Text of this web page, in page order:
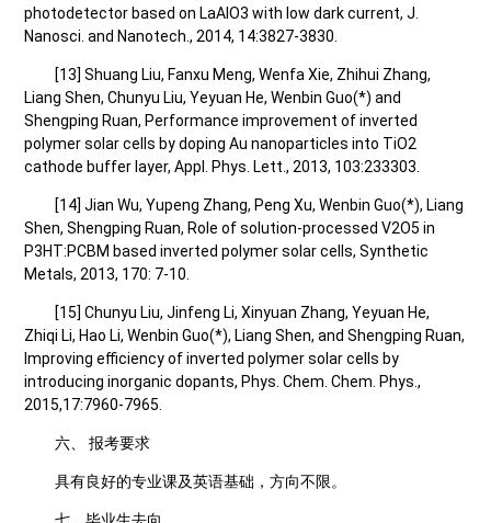
photodetector based on LaAlO3 with low dark current, J.
Nanosci. and Nanotech., 2014, 14:3827-3830.
[13] Shuang Liu, Fanxu Meng, Wenfa Xie, Zhihui Zhang,
Liang Shen, Chunyu Liu, Yeyuan He, Wenbin Guo(*) and
Shengping Ruan, Performance improvement of inverted
polymer solar cells by doping Au nanoparticles into TiO2
cathode buffer layer, Appl. Phys. Lett., 2013, 103:233303.
[14] Jian Wu, Yupeng Zhang, Peng Xu, Wenbin Guo(*), Liang
Shen, Shengping Ruan, Role of solution-processed V2O5 in
P3HT:PCBM based inverted polymer solar cells, Synthetic
Metals, 2013, 170: 7-10.
[15] Chunyu Liu, Jinfeng Li, Xinyuan Zhang, Yeyuan He,
Zhiqi Li, Hao Li, Wenbin Guo(*), Liang Shen, and Shengping Ruan,
Improving efficiency of inverted polymer solar cells by
introducing inorganic dopants, Phys. Chem. Chem. Phys.,
2015,17:7960-7965.
六、 报考要求
具有良好的专业课及英语基础，方向不限。